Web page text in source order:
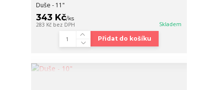
Duše - 11"
343 Kč/ks
283 Kč bez DPH Skladem
Přidat do košíku